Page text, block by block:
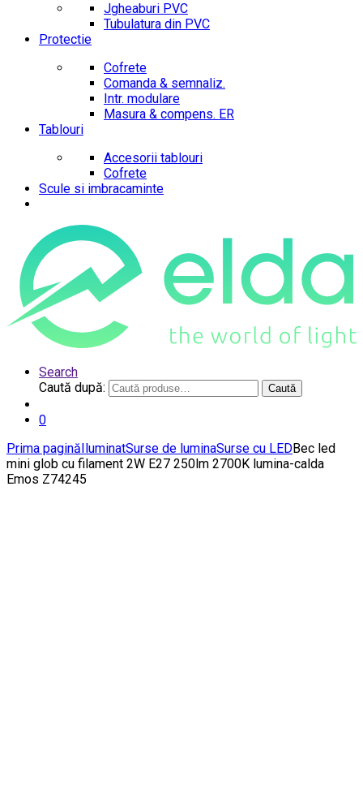
Jgheaburi PVC
Tubulatura din PVC
Protectie
Cofrete
Comanda & semnaliz.
Intr. modulare
Masura & compens. ER
Tablouri
Accesorii tablouri
Cofrete
Scule si imbracaminte
Search
Caută după:
Caută
0
Prima paginăIluminatSurse de luminaSurse cu LEDBec led
mini glob cu filament 2W E27 250lm 2700K lumina-calda
Emos Z74245